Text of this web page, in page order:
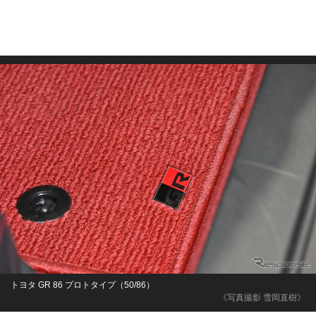
《写真撮影 雪岡直樹》
トヨタ GR 86 プロトタイプ（50/86）